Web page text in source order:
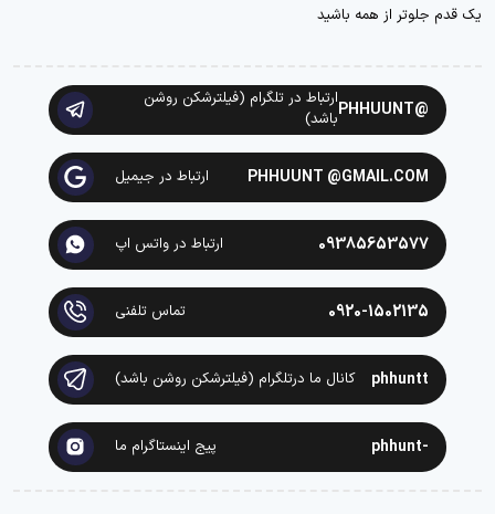
یک قدم جلوتر از همه باشید
@PHHUUNT
ارتباط در تلگرام (فیلترشکن روشن
باشد)
PHHUUNT @GMAIL.COM ارتباط در جیمیل
09385653577 ارتباط در واتس اپ
0920-1502135 تماس تلفنی
phhuntt کانال ما درتلگرام (فیلترشکن روشن باشد)
-phhunt پیج اینستاگرام ما